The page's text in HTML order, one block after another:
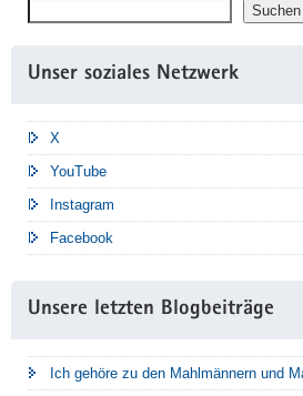
Suchen
Unser soziales Netzwerk
X
YouTube
Instagram
Facebook
Unsere letzten Blogbeiträge
Ich gehöre zu den Mahlmännern und